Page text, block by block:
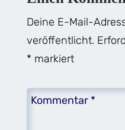
Deine E-Mail-
veröffentlicht.
* markiert